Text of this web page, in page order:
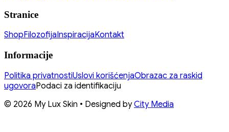
Stranice
ShopFilozofijaInspiracijaKontakt
Informacije
Politika privatnostiUslovi korišćenjaObrazac za raskid
ugovoraPodaci za identifikaciju
© 2026 My Lux Skin • Designed byCity Media